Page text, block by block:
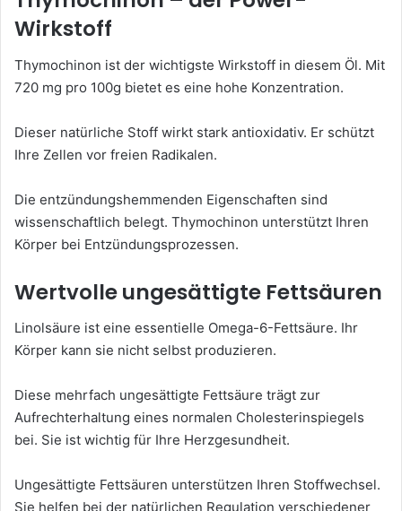
Wirkstoff
Thymochinon ist der wichtigste Wirkstoff in diesem Öl. Mit
720 mg pro 100g bietet es eine hohe Konzentration.
Dieser natürliche Stoff wirkt stark antioxidativ. Er schützt
Ihre Zellen vor freien Radikalen.
Die entzündungshemmenden Eigenschaften sind
wissenschaftlich belegt. Thymochinon unterstützt Ihren
Körper bei Entzündungsprozessen.
Wertvolle ungesättigte Fettsäuren
Linolsäure ist eine essentielle Omega-6-Fettsäure. Ihr
Körper kann sie nicht selbst produzieren.
Diese mehrfach ungesättigte Fettsäure trägt zur
Aufrechterhaltung eines normalen Cholesterinspiegels
bei. Sie ist wichtig für Ihre Herzgesundheit.
Ungesättigte Fettsäuren unterstützen Ihren Stoffwechsel.
Sie helfen bei der natürlichen Regulation verschiedener